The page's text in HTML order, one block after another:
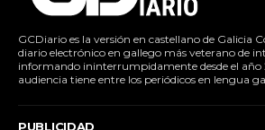
GCDiario es la versión en castellano de Galicia
diario electrónico en gallego más veterano de
informando ininterrumpidamente desde el año
audiencia tiene entre los periódicos en lengua
PUBLICIDAD